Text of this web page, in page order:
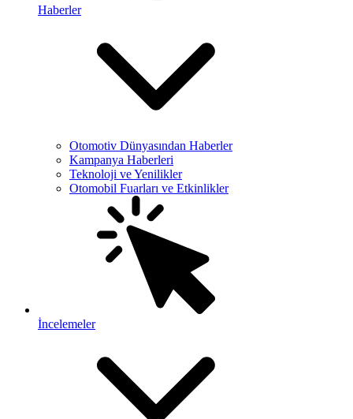
Haberler
Otomotiv Dünyasından Haberler
Kampanya Haberleri
Teknoloji ve Yenilikler
Otomobil Fuarları ve Etkinlikler
İncelemeler